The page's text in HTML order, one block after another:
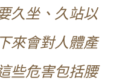
久坐、久站以
來會對人體產
些危害包括腰